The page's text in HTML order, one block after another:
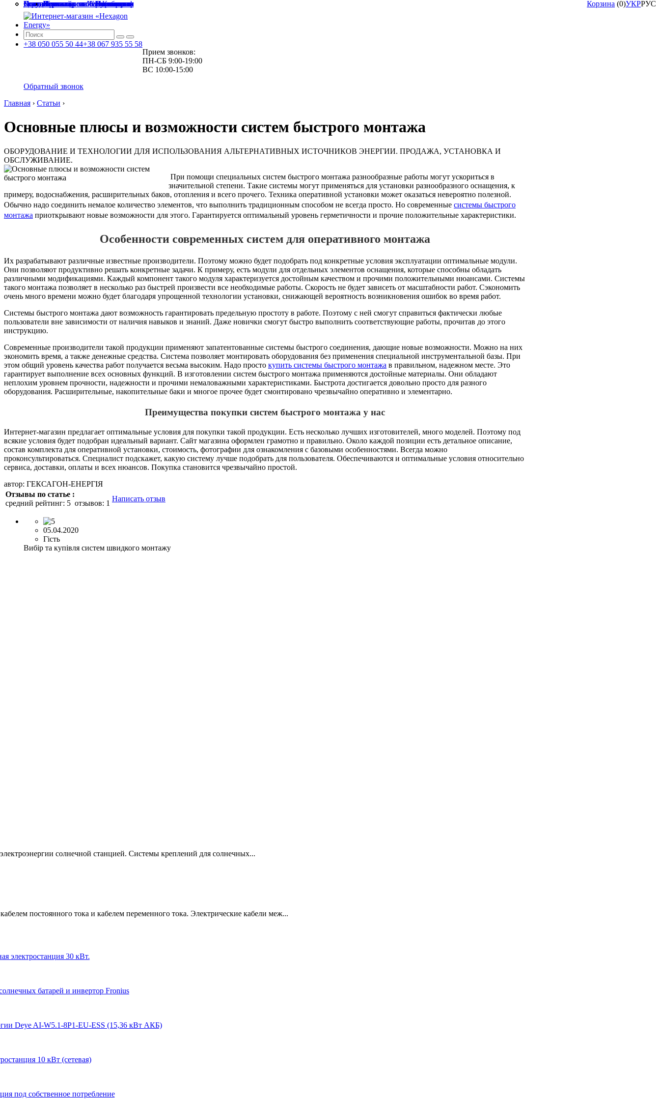
Главная
О компании
Доставка и оплата
Города и области
Киев и Киевская
Житомир и Житомирская
Чернигов и Черниговская
Черкассы и Черкасская
Полтава и Полтавская
Винница и Винницкая
УслугиЗеленый тариф
Проектирование и монтаж
Сервисное обслуживание
Статьи
Контакты Корзина (0)УКРРУС
+38 050 055 50 44+38 067 935 55 58
Прием звонков:
ПН-СБ 9:00-19:00
ВС 10:00-15:00
Обратный звонок
Главная › Статьи ›
Основные плюсы и возможности систем быстрого монтажа
ОБОРУДОВАНИЕ И ТЕХНОЛОГИИ ДЛЯ ИСПОЛЬЗОВАНИЯ АЛЬТЕРНАТИВНЫХ ИСТОЧНИКОВ ЭНЕРГИИ. ПРОДАЖА, УСТАНОВКА И
ОБСЛУЖИВАНИЕ.
При помощи специальных систем быстрого монтажа разнообразные работы могут ускориться в
значительной степени. Такие системы могут применяться для установки разнообразного оснащения, к
примеру, водоснабжения, расширительных баков, отопления и всего прочего. Техника оперативной установки может оказаться невероятно полезной.
Обычно надо соединить немалое количество элементов, что выполнить традиционным способом не всегда просто. Но современные системы быстрого
монтажа приоткрывают новые возможности для этого. Гарантируется оптимальный уровень герметичности и прочие положительные характеристики.
Особенности современных систем для оперативного монтажа
Их разрабатывают различные известные производители. Поэтому можно будет подобрать под конкретные условия эксплуатации оптимальные модули.
Они позволяют продуктивно решать конкретные задачи. К примеру, есть модули для отдельных элементов оснащения, которые способны обладать
различными модификациями. Каждый компонент такого модуля характеризуется достойным качеством и прочими положительными нюансами. Системы
такого монтажа позволяет в несколько раз быстрей произвести все необходимые работы. Скорость не будет зависеть от масштабности работ. Сэкономить
очень много времени можно будет благодаря упрощенной технологии установки, снижающей вероятность возникновения ошибок во время работ.
Системы быстрого монтажа дают возможность гарантировать предельную простоту в работе. Поэтому с ней смогут справиться фактически любые
пользователи вне зависимости от наличия навыков и знаний. Даже новички смогут быстро выполнить соответствующие работы, прочитав до этого
инструкцию.
Современные производители такой продукции применяют запатентованные системы быстрого соединения, дающие новые возможности. Можно на них
экономить время, а также денежные средства. Система позволяет монтировать оборудования без применения специальной инструментальной базы. При
этом общий уровень качества работ получается весьма высоким. Надо просто купить системы быстрого монтажа в правильном, надежном месте. Это
гарантирует выполнение всех основных функций. В изготовлении систем быстрого монтажа применяются достойные материалы. Они обладают
неплохим уровнем прочности, надежности и прочими немаловажными характеристиками. Быстрота достигается довольно просто для разного
оборудования. Расширительные, накопительные баки и многое прочее будет смонтировано чрезвычайно оперативно и элементарно.
Преимущества покупки систем быстрого монтажа у нас
Интернет-магазин предлагает оптимальные условия для покупки такой продукции. Есть несколько лучших изготовителей, много моделей. Поэтому под
всякие условия будет подобран идеальный вариант. Сайт магазина оформлен грамотно и правильно. Около каждой позиции есть детальное описание,
состав комплекта для оперативной установки, стоимость, фотографии для ознакомления с базовыми особенностями. Всегда можно
проконсультироваться. Специалист подскажет, какую систему лучше подобрать для пользователя. Обеспечиваются и оптимальные условия относительно
сервиса, доставки, оплаты и всех нюансов. Покупка становится чрезвычайно простой.
автор: ГЕКСАГОН-ЕНЕРГІЯ
Отзывы по статье :
средний рейтинг: 5 отзывов: 1
Написать отзыв
05.04.2020
Гість
Вибір та купівля систем швидкого монтажу
солнечной станцией. Системы креплений для солнечных...
постоянного тока и кабелем переменного тока. Электрические кабели меж...